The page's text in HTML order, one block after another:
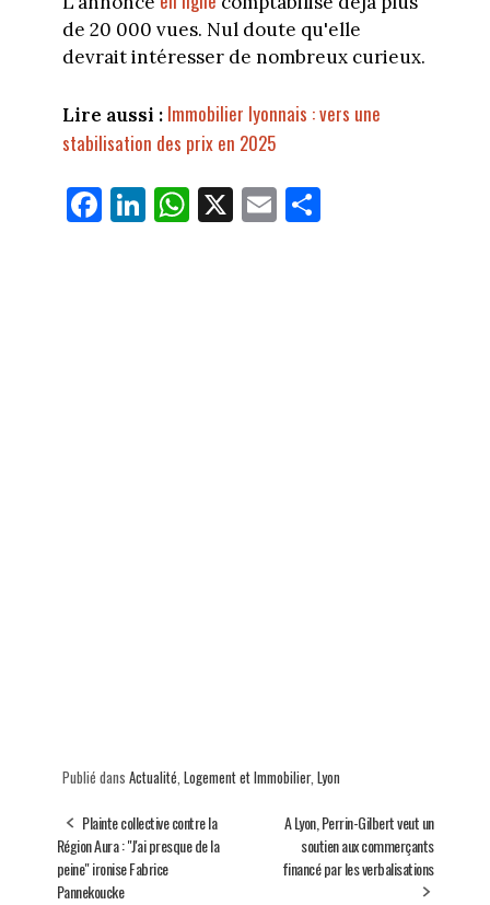
de 20 000 vues. Nul doute qu'elle
devrait intéresser de nombreux curieux.
Lire aussi : Immobilier lyonnais : vers une
stabilisation des prix en 2025
Fa
ce
Li
nk
W
ha
X E
m
Pa
Publié dans Actualité, Logement et Immobilier, Lyon
Plainte collective contre la
Région Aura : "J'ai presque de la
peine" ironise Fabrice
Pannekoucke
A Lyon, Perrin-Gilbert veut un
soutien aux commerçants
financé par les verbalisations